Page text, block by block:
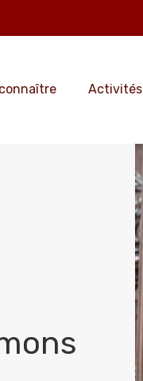
Activités